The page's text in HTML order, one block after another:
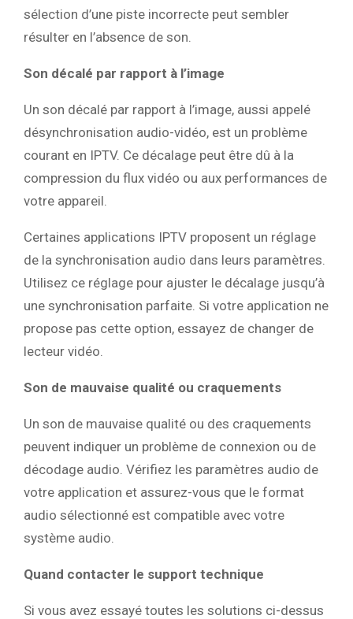
sélection d’une piste incorrecte peut sembler
résulter en l’absence de son.
Son décalé par rapport à l’image
Un son décalé par rapport à l’image, aussi appelé
désynchronisation audio-vidéo, est un problème
courant en IPTV. Ce décalage peut être dû à la
compression du flux vidéo ou aux performances de
votre appareil.
Certaines applications IPTV proposent un réglage
de la synchronisation audio dans leurs paramètres.
Utilisez ce réglage pour ajuster le décalage jusqu’à
une synchronisation parfaite. Si votre application ne
propose pas cette option, essayez de changer de
lecteur vidéo.
Son de mauvaise qualité ou craquements
Un son de mauvaise qualité ou des craquements
peuvent indiquer un problème de connexion ou de
décodage audio. Vérifiez les paramètres audio de
votre application et assurez-vous que le format
audio sélectionné est compatible avec votre
système audio.
Quand contacter le support technique
Si vous avez essayé toutes les solutions ci-dessus